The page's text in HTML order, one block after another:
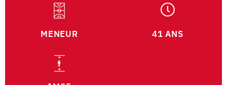
MENEUR 41 ANS